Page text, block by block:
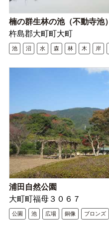
楠の群生林の池（不動寺池）
杵島郡大町町大町
池 沼 水 森 林 木 岸
浦田自然公園
大町町福母３０６７
公園 池 広場 銅像 ブロンズ